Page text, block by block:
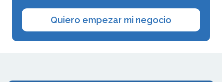
Quiero empezar mi negocio